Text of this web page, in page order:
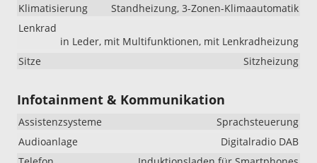
Klimatisierung
Standheizung, 3-Zonen-Klimaautomatik
Lenkrad
in Leder, mit Multifunktionen, mit Lenkradheizung
Sitze
Sitzheizung
Infotainment & Kommunikation
Assistenzsysteme
Sprachsteuerung
Audioanlage
Digitalradio DAB